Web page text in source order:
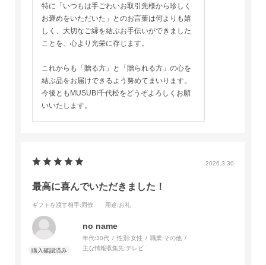
特に「いつもは手ごわいお取引先様から珍しく
お褒めをいただいた」とのお言葉は何よりも嬉
しく、大切なご縁を結ぶお手伝いができました
ことを、心より光栄に存じます。
これからも「贈る方」と「贈られる方」の心を
結ぶ品をお届けできるよう努めてまいります。
今後ともMUSUBI千代松をどうぞよろしくお願
いいたします。
2026.3.30
最高に喜んでいただきました！
ギフトを渡す相手:同僚 用途:お礼
no name
年代:30代 性別:女性 職業:その他
主な情報収集先:テレビ